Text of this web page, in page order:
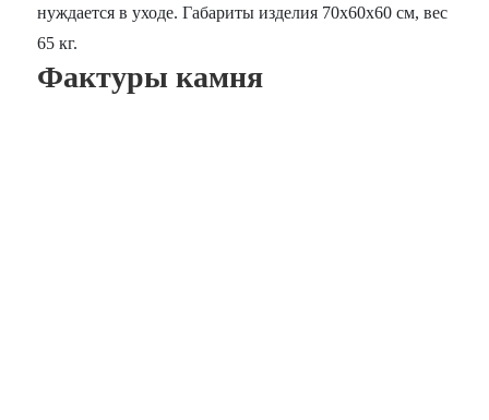
нуждается в уходе. Габариты изделия 70х60х60 см, вес
65 кг.
Фактуры камня